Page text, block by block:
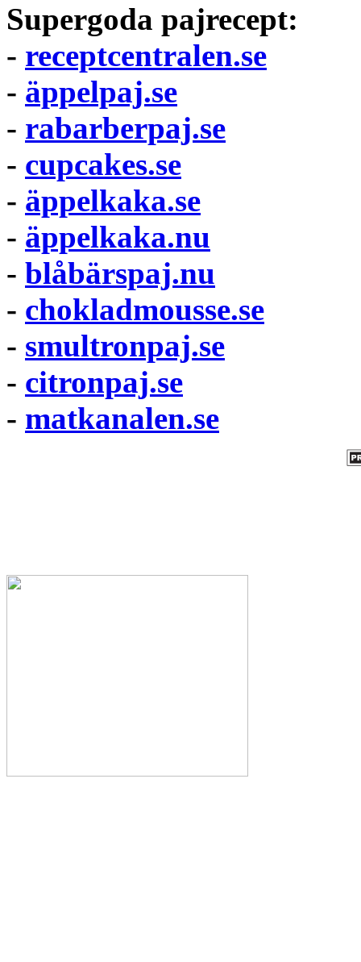
Supergoda pajrecept:
- receptcentralen.se
- äppelpaj.se
- rabarberpaj.se
- cupcakes.se
- äppelkaka.se
- äppelkaka.nu
- blåbärspaj.nu
- chokladmousse.se
- smultronpaj.se
- citronpaj.se
- matkanalen.se